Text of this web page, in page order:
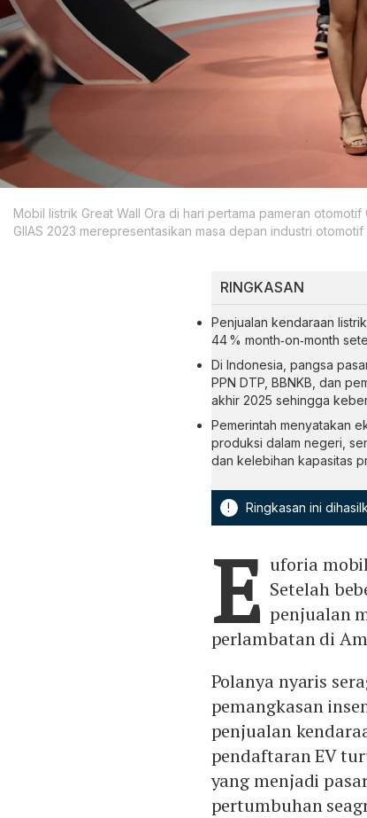
Mobil listrik Great Wall Ora di hari pertama pameran
GIIAS 2023 merepresentasikan masa depan industri
RINGKASAN
Penjualan kendaraan
44 % month‑on‑month
Di Indonesia, pangsa
PPN DTP, BBNKB, dan
akhir 2025 sehingga
Pemerintah menyatakan
produksi dalam negeri,
dan kelebihan kapasitas
! Ringkasan ini
E uforia
Setelah
penjualan
perlambatan di
Polanya nyaris
pemangkasan
penjualan
pendaftaran EV
yang menjadi
pertumbuhan